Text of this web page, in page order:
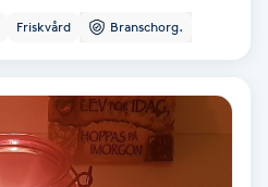
Friskvård Branschorg.